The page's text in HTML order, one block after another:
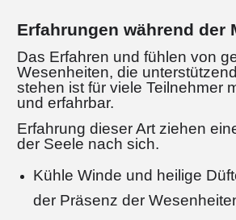
Erfahrungen während der
Das Erfahren und fühlen von
Wesenheiten, die
stehen ist für viele Teilnehmer
und erfahrbar.
Erfahrung dieser Art ziehen
der Seele nach sich.
Kühle Winde und heilige
der Präsenz der